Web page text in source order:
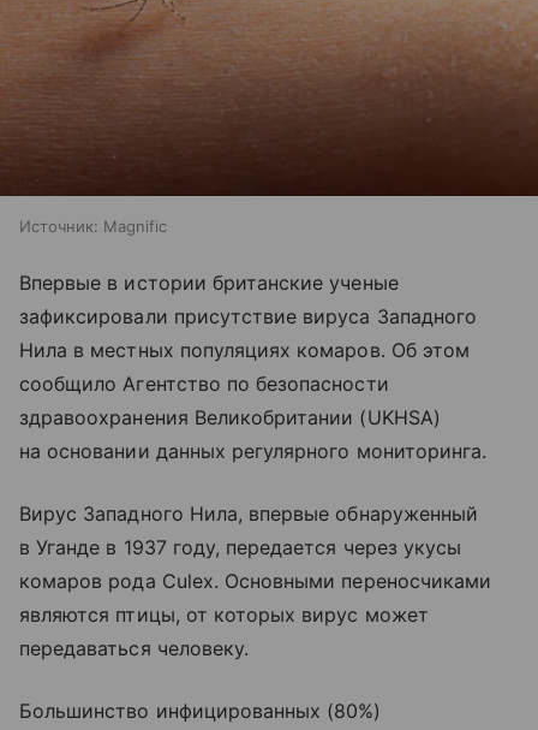
Источник: Magnific
Впервые в истории британские ученые
зафиксировали присутствие вируса Западного
Нила в местных популяциях комаров. Об этом
сообщило Агентство по безопасности
здравоохранения Великобритании (UKHSA)
на основании данных регулярного мониторинга.
Вирус Западного Нила, впервые обнаруженный
в Уганде в 1937 году, передается через укусы
комаров рода Culex. Основными переносчиками
являются птицы, от которых вирус может
передаваться человеку.
Большинство инфицированных (80%)